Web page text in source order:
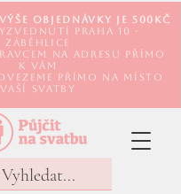
objednávky je 500Kč
Praha 10 -
Záběhlice
na adresu přímo
k Vám
přímo na místo
Vaší svatby